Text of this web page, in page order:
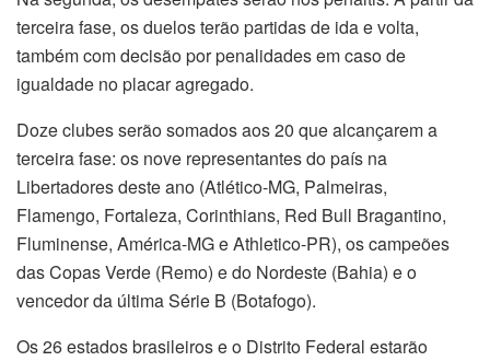
terceira fase, os duelos terão partidas de ida e volta,
também com decisão por penalidades em caso de
igualdade no placar agregado.
Doze clubes serão somados aos 20 que alcançarem a
terceira fase: os nove representantes do país na
Libertadores deste ano (Atlético-MG, Palmeiras,
Flamengo, Fortaleza, Corinthians, Red Bull Bragantino,
Fluminense, América-MG e Athletico-PR), os campeões
das Copas Verde (Remo) e do Nordeste (Bahia) e o
vencedor da última Série B (Botafogo).
Os 26 estados brasileiros e o Distrito Federal estarão